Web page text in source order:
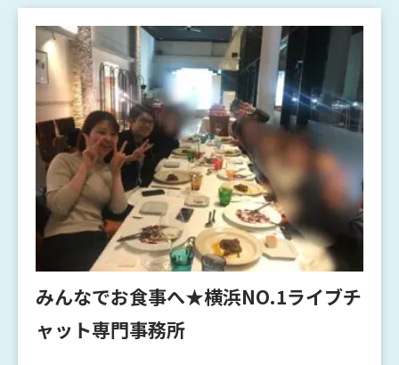
みんなでお食事へ★横浜NO.1ライブチ
ャット専門事務所